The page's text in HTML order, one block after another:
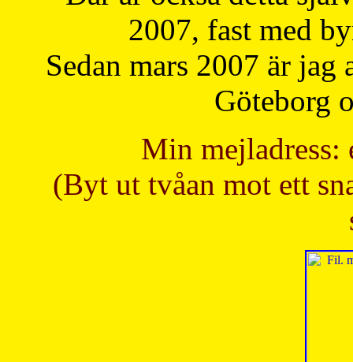
2007, fast med
Sedan mars 2007 är
Göteborg
Min mejladress:
(Byt ut tvåan mot ett